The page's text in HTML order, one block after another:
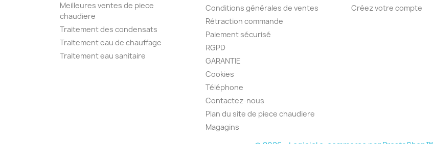
Meilleures ventes de piece
chaudiere
Traitement des condensats
Traitement eau de chauffage
Traitement eau sanitaire
Conditions générales de ventes
Rétraction commande
Paiement sécurisé
RGPD
GARANTIE
Cookies
Téléphone
Contactez-nous
Plan du site de piece chaudiere
Magagins
Créez votre compte